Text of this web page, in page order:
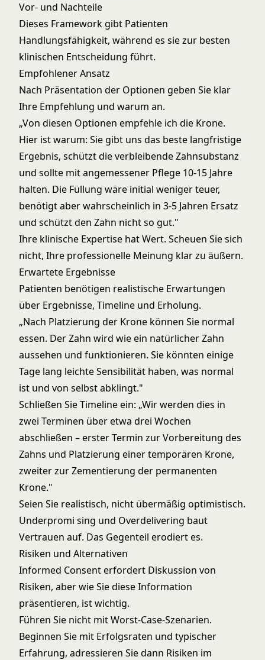
Vor- und Nachteile
Dieses Framework gibt Patienten
Handlungsfähigkeit, während es sie zur besten
klinischen Entscheidung führt.
Empfohlener Ansatz
Nach Präsentation der Optionen geben Sie klar
Ihre Empfehlung und warum an.
„Von diesen Optionen empfehle ich die Krone.
Hier ist warum: Sie gibt uns das beste langfristige
Ergebnis, schützt die verbleibende Zahnsubstanz
und sollte mit angemessener Pflege 10-15 Jahre
halten. Die Füllung wäre initial weniger teuer,
benötigt aber wahrscheinlich in 3-5 Jahren Ersatz
und schützt den Zahn nicht so gut."
Ihre klinische Expertise hat Wert. Scheuen Sie sich
nicht, Ihre professionelle Meinung klar zu äußern.
Erwartete Ergebnisse
Patienten benötigen realistische Erwartungen
über Ergebnisse, Timeline und Erholung.
„Nach Platzierung der Krone können Sie normal
essen. Der Zahn wird wie ein natürlicher Zahn
aussehen und funktionieren. Sie könnten einige
Tage lang leichte Sensibilität haben, was normal
ist und von selbst abklingt."
Schließen Sie Timeline ein: „Wir werden dies in
zwei Terminen über etwa drei Wochen
abschließen – erster Termin zur Vorbereitung des
Zahns und Platzierung einer temporären Krone,
zweiter zur Zementierung der permanenten
Krone."
Seien Sie realistisch, nicht übermäßig optimistisch.
Underpromi sing und Overdelivering baut
Vertrauen auf. Das Gegenteil erodiert es.
Risiken und Alternativen
Informed Consent erfordert Diskussion von
Risiken, aber wie Sie diese Information
präsentieren, ist wichtig.
Führen Sie nicht mit Worst-Case-Szenarien.
Beginnen Sie mit Erfolgsraten und typischer
Erfahrung, adressieren Sie dann Risiken im